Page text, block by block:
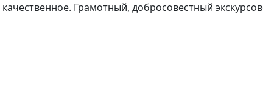
Грамотный, добросовестный